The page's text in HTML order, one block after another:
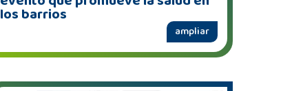
los barrios
ampliar